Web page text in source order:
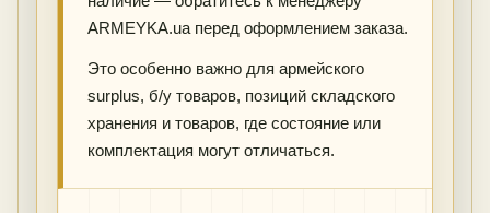
ARMEYKA.ua перед оформлением заказа.
Это особенно важно для армейского
surplus, б/у товаров, позиций складского
хранения и товаров, где состояние или
комплектация могут отличаться.